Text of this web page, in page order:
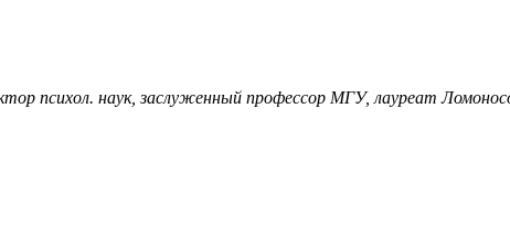
психол. наук, заслуженный профессор МГУ, лауреат